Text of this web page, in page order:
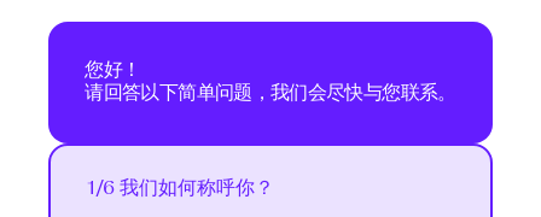
您好！
请回答以下简单问题，我们会尽快与您联系。
1/6 我们如何称呼你？